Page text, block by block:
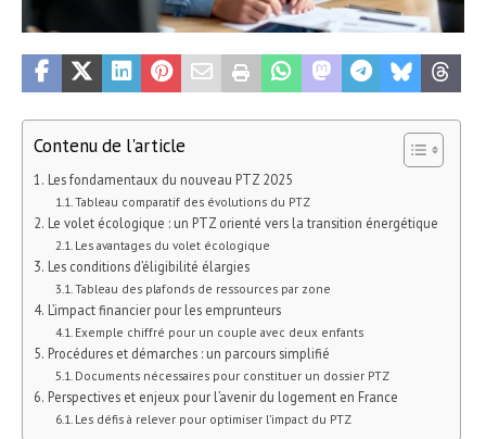
Contenu de l'article
Les fondamentaux du nouveau PTZ 2025
Tableau comparatif des évolutions du PTZ
Le volet écologique : un PTZ orienté vers la transition énergétique
Les avantages du volet écologique
Les conditions d’éligibilité élargies
Tableau des plafonds de ressources par zone
L’impact financier pour les emprunteurs
Exemple chiffré pour un couple avec deux enfants
Procédures et démarches : un parcours simplifié
Documents nécessaires pour constituer un dossier PTZ
Perspectives et enjeux pour l’avenir du logement en France
Les défis à relever pour optimiser l’impact du PTZ